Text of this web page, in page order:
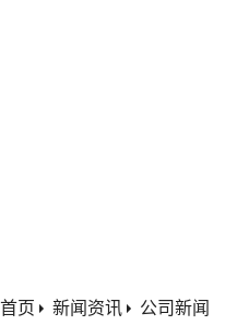
首页 新闻资讯 公司新闻